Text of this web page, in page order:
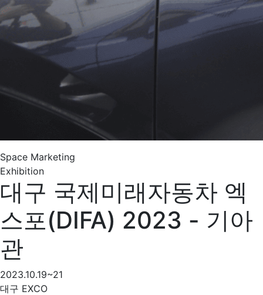
Space Marketing
Exhibition
대구 국제미래자동차 엑
스포(DIFA) 2023 - 기아
관
2023.10.19~21
대구 EXCO